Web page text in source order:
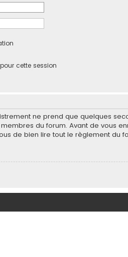
cette session
ne prend que quelques
du forum. Avant de vous
de bien lire tout le règlement du